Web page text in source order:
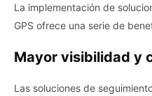
La implementación de
GPS ofrece una serie de
Mayor visibilidad y
Las soluciones de